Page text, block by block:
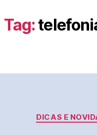
Tag:
DICAS E